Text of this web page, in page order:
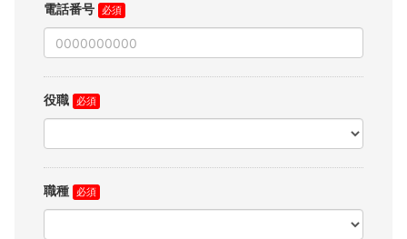
電話番号
役職
職種